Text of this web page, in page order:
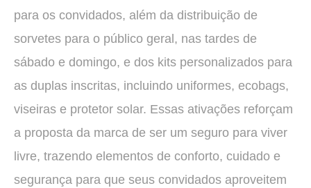
para os convidados, além da distribuição de
sorvetes para o público geral, nas tardes de
sábado e domingo, e dos kits personalizados para
as duplas inscritas, incluindo uniformes, ecobags,
viseiras e protetor solar. Essas ativações reforçam
a proposta da marca de ser um seguro para viver
livre, trazendo elementos de conforto, cuidado e
segurança para que seus convidados aproveitem